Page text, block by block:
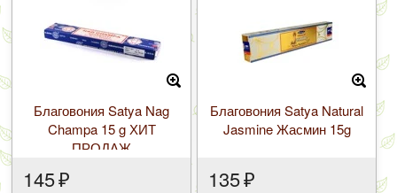
Благовония Satya Nag
Champa 15 g ХИТ
ПРОДАЖ
145₽
Благовония Satya Natural
Jasmine Жасмин 15g
135₽